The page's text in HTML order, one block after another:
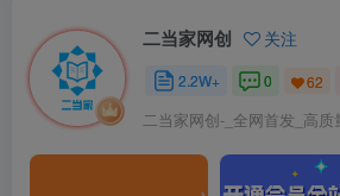
二当家网创 关注
2.2W+ 0 62